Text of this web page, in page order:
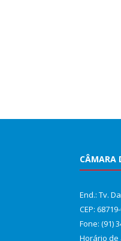
CÂMARA
End.: Tv.
CEP:
Fone: (91)
Horário de